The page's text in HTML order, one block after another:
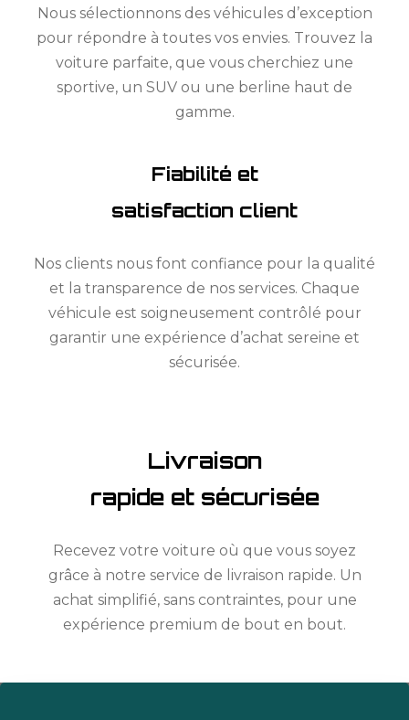
Nous sélectionnons des véhicules d’exception
pour répondre à toutes vos envies. Trouvez la
voiture parfaite, que vous cherchiez une
sportive, un SUV ou une berline haut de
gamme.
Fiabilité et
satisfaction client
Nos clients nous font confiance pour la qualité
et la transparence de nos services. Chaque
véhicule est soigneusement contrôlé pour
garantir une expérience d’achat sereine et
sécurisée.
Livraison
rapide et sécurisée
Recevez votre voiture où que vous soyez
grâce à notre service de livraison rapide. Un
achat simplifié, sans contraintes, pour une
expérience premium de bout en bout.